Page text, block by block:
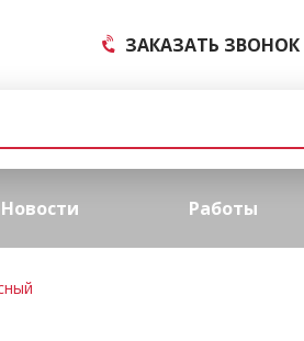
ЗАКАЗАТЬ ЗВОНОК
Новости Работы